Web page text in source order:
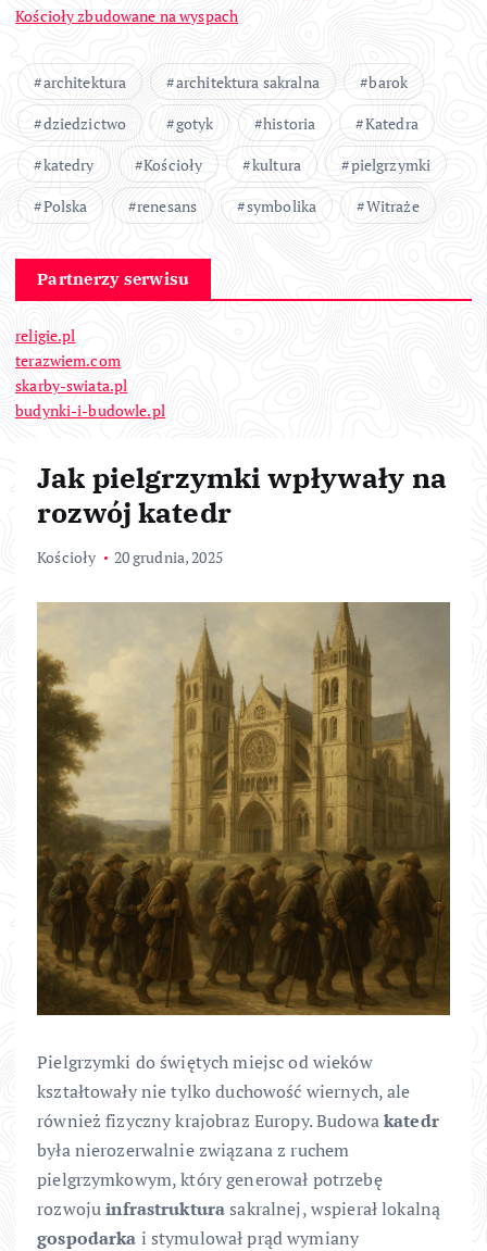
Kościoły zbudowane na wyspach
architektura architektura sakralna
barok
dziedzictwo
gotyk historia
Katedra
katedry
Kościoły kultura
pielgrzymki
Polska
renesans symbolika Witraże
Partnerzy serwisu
religie.pl
terazwiem.com
skarby-swiata.pl
budynki-i-budowle.pl
Jak pielgrzymki wpływały na
rozwój katedr
Kościoły 20 grudnia, 2025
Pielgrzymki do świętych miejsc od wieków
kształtowały nie tylko duchowość wiernych, ale
również fizyczny krajobraz Europy. Budowakatedr
była nierozerwalnie związana z ruchem
pielgrzymkowym, który generował potrzebę
rozwojuinfrastrukturasakralnej, wspierał lokalną
gospodarka i stymulował prąd wymiany